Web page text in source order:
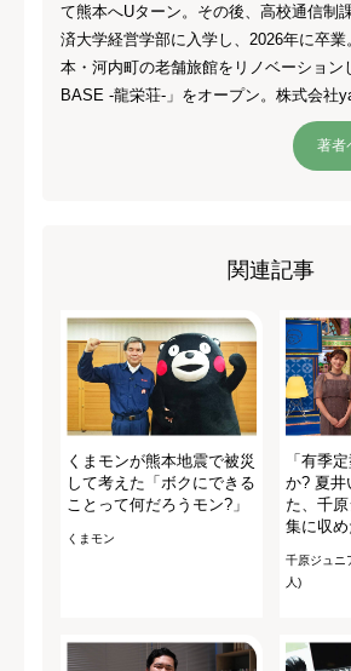
て熊本へUターン。その後、高校通信制
済大学経営学部に入学し、2026年に卒業
本・河内町の老舗旅館をリノベーション
BASE -龍栄荘-」をオープン。株式会社
著者
関連記事
くまモンが熊本地震で被災
して考えた「ボクにできる
ことって何だろうモン?」
くまモン
「有季
か? 夏井
た、千
集に収
千原ジュニ
人)